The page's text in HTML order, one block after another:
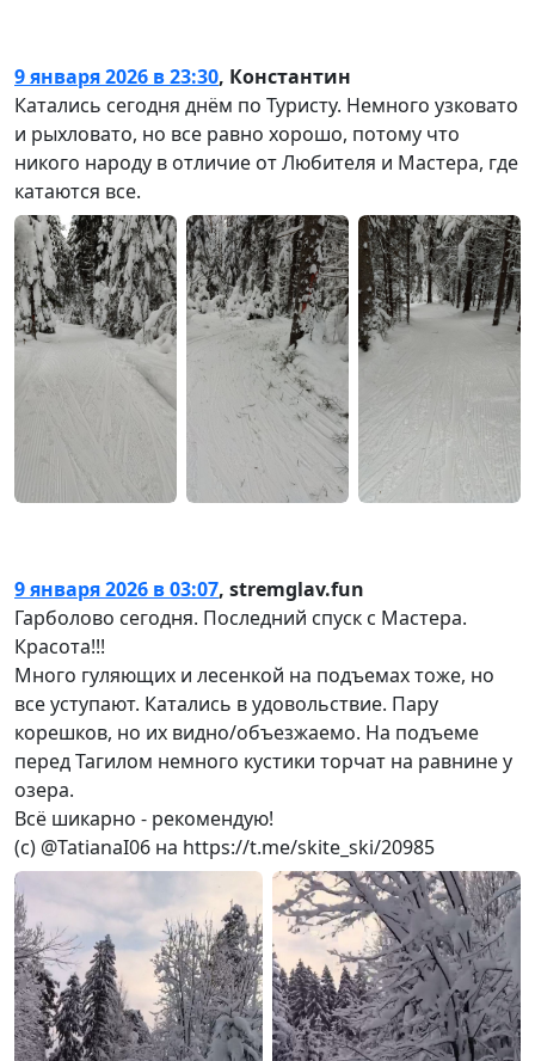
9 января 2026 в 23:30, Константин
Катались сегодня днём по Туристу. Немного узковато
и рыхловато, но все равно хорошо, потому что
никого народу в отличие от Любителя и Мастера, где
катаются все.
9 января 2026 в 03:07, stremglav.fun
Гарболово сегодня. Последний спуск с Мастера.
Красота!!!
Много гуляющих и лесенкой на подъемах тоже, но
все уступают. Катались в удовольствие. Пару
корешков, но их видно/объезжаемо. На подъеме
перед Тагилом немного кустики торчат на равнине у
озера.
Всё шикарно - рекомендую!
(с) @TatianaI06 на https://t.me/skite_ski/20985